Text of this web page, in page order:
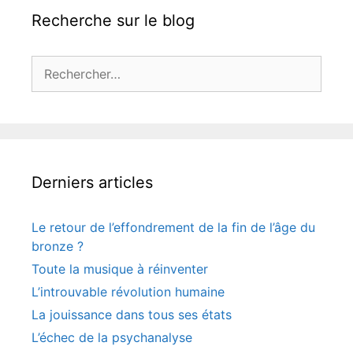
Recherche sur le blog
Derniers articles
Le retour de l’effondrement de la fin de l’âge du
bronze ?
Toute la musique à réinventer
L’introuvable révolution humaine
La jouissance dans tous ses états
L’échec de la psychanalyse